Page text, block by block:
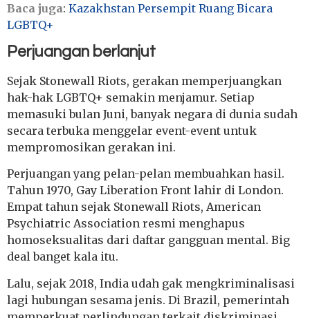
Baca juga: Kazakhstan Persempit Ruang Bicara
LGBTQ+
Perjuangan berlanjut
Sejak Stonewall Riots, gerakan memperjuangkan
hak-hak LGBTQ+ semakin menjamur. Setiap
memasuki bulan Juni, banyak negara di dunia sudah
secara terbuka menggelar event-event untuk
mempromosikan gerakan ini.
Perjuangan yang pelan-pelan membuahkan hasil.
Tahun 1970, Gay Liberation Front lahir di London.
Empat tahun sejak Stonewall Riots, American
Psychiatric Association resmi menghapus
homoseksualitas dari daftar gangguan mental. Big
deal banget kala itu.
Lalu, sejak 2018, India udah gak mengkriminalisasi
lagi hubungan sesama jenis. Di Brazil, pemerintah